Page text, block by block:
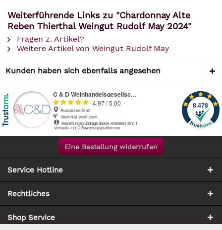
Weiterführende Links zu "Chardonnay Alte
Reben Thierthal Weingut Rudolf May 2024"
Fragen z. Artikel?
Weitere Artikel von Weingut Rudolf May
Kunden haben sich ebenfalls angesehen
Eine Bestellung widerrufen
Service Hotline
Rechtliches
Shop Service